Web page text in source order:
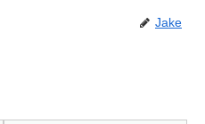
Jake